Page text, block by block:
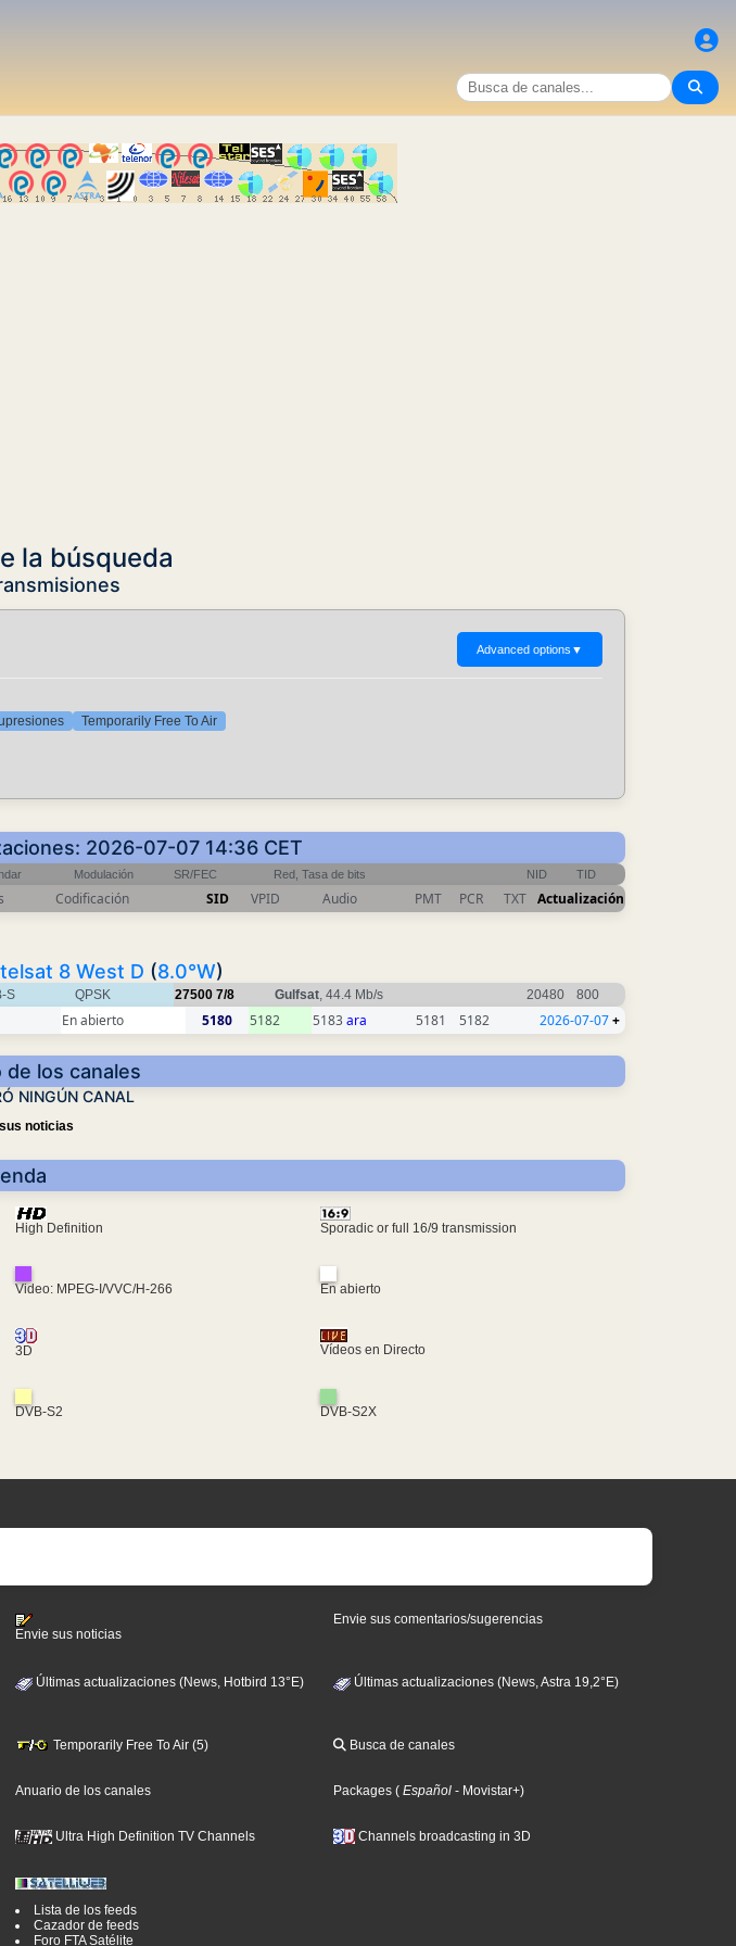
la búsqueda
Advanced options ▼
Temporarily Free To Air
2026-07-07 14:36 CET
Modulación SR/FEC Red, Tasa de bits NID TID
Codificación SID VPID Audio PMT PCR TXT Actualización
8 West D (8.0°W)
S QPSK 27500 7/8 Gulfsat, 44.4 Mb/s 20480 800
En abierto 5180 5182 5183ara 5181 5182 2026-07-07+
de los canales
NINGÚN CANAL
noticias
High Definition Sporadic or full 16/9 transmission
Video: MPEG-I/VVC/H-266 En abierto
3D Vídeos en Directo
DVB-S2 DVB-S2X
Envie sus noticias
Envie sus comentarios/sugerencias
Últimas actualizaciones (News, Hotbird 13°E) Últimas actualizaciones (News, Astra 19,2°E)
Temporarily Free To Air (5) Busca de canales
Anuario de los canales Packages ( Español - Movistar+)
Ultra High Definition TV Channels Channels broadcasting in 3D
Lista de los feeds
Cazador de feeds
Foro FTA Satélite